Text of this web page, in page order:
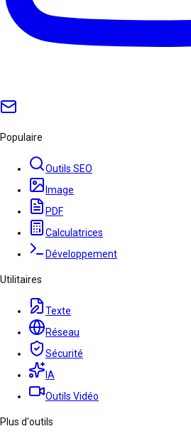
Populaire
Outils SEO
Image
PDF
Calculatrices
Développement
Utilitaires
Texte
Réseau
Sécurité
IA
Outils Vidéo
Plus d'outils